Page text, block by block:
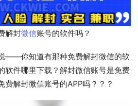
解封微信账号的软件吗？
——你知道有那种免费解封微信的软
软件哪里下载？解封微信账号是免费
费解封微信账号的APP吗？？？